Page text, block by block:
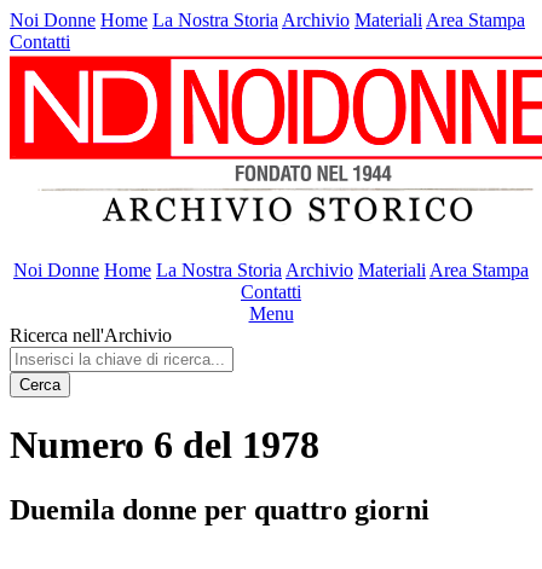
Noi Donne Home La Nostra Storia Archivio Materiali Area Stampa
Contatti
Noi Donne Home La Nostra Storia Archivio Materiali Area Stampa
Contatti
Menu
Ricerca nell'Archivio
Cerca
Numero 6 del 1978
Duemila donne per quattro giorni